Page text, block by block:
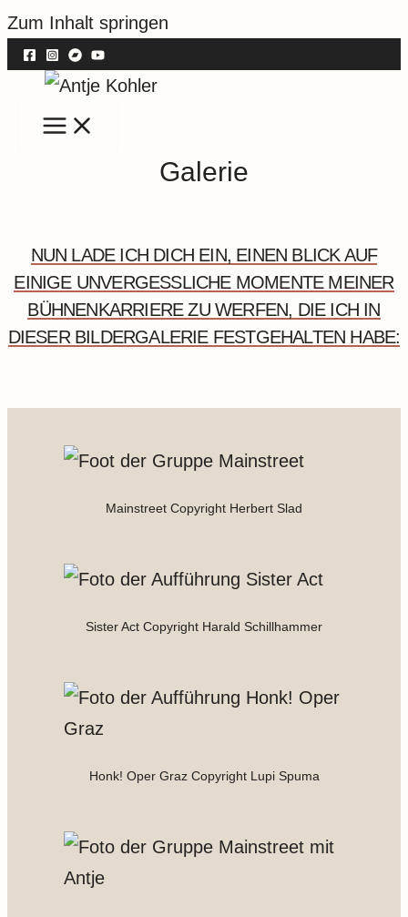
Zum Inhalt springen
Galerie
NUN LADE ICH DICH EIN, EINEN BLICK AUF
EINIGE UNVERGESSLICHE MOMENTE MEINER
BÜHNENKARRIERE ZU WERFEN, DIE ICH IN
DIESER BILDERGALERIE FESTGEHALTEN HABE:
Mainstreet Copyright Herbert Slad
Sister Act Copyright Harald Schillhammer
Honk! Oper Graz Copyright Lupi Spuma